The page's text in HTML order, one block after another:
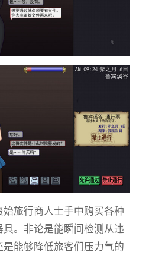
旅行商人士手中购买各种
。非论是能瞬间检测从违
能够降低旅客们压力气的